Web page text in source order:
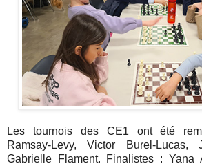
Les tournois des CE1 ont été
Ramsay-Levy, Victor Burel-
Gabrielle Flament. Finalistes : Yana